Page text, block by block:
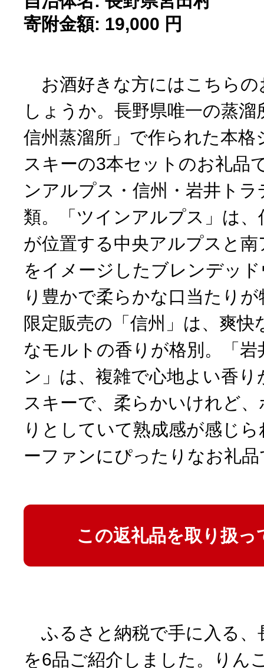
寄附金額: 19,000 円
お酒好きな方にはこちらの
しょうか。長野県唯一の蒸
信州蒸溜所」で作られた本
スキーの3本セットのお礼品
ンアルプス・信州・岩井ト
類。「ツインアルプス」は
が位置する中央アルプスと
をイメージしたブレンデッ
り豊かで柔らかな口当たり
限定販売の「信州」は、爽
なモルトの香りが格別。「
ン」は、複雑で心地よい香
スキーで、柔らかいけれど
りとしていて熟成感が感じ
ーファンにぴったりなお礼
この返礼品を取り扱っ
ふるさと納税で手に入る、
を6品ご紹介しました。りん